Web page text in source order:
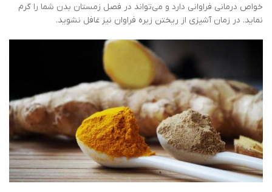
خواص درمانی فراوانی دارد و می‌تواند در فصل زمستان بدن شما را گرم
نماید. در زمان آشپزی از ریختن زیره فراوان نیز غافل نشوید.